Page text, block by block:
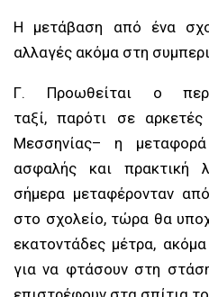
Η μετάβαση από ένα
αλλαγές ακόμα στη
Γ. Προωθείται ο
ταξί, παρότι σε
Μεσσηνίας– η
ασφαλής και πρακτική
σήμερα μεταφέρονταν
στο σχολείο, τώρα θα
εκατοντάδες μέτρα,
για να φτάσουν στη